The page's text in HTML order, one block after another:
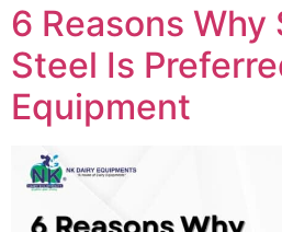
6 Reasons Why
Steel Is
Equipment